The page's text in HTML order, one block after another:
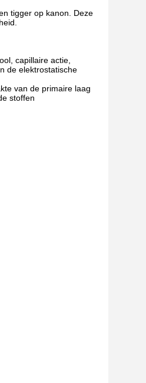
tigger op kanon. Deze
capillaire actie,
de elektrostatische
van de primaire laag
stoffen